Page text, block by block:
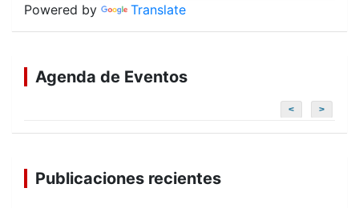
Powered by Translate
Agenda de Eventos
< >
Publicaciones recientes